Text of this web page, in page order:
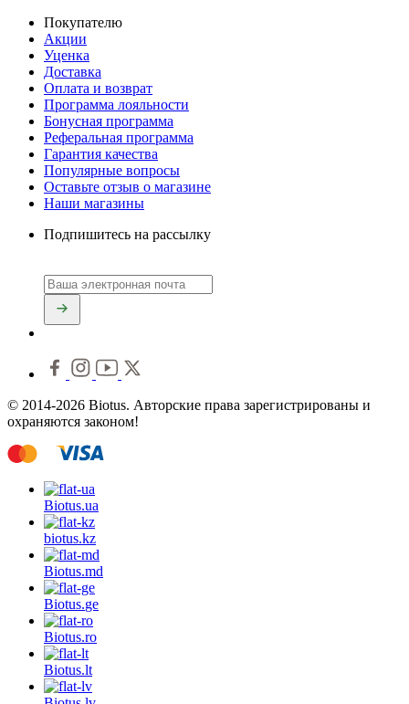
Покупателю
Акции
Уценка
Доставка
Оплата и возврат
Программа лояльности
Бонусная программа
Реферальная программа
Гарантия качества
Популярные вопросы
Оставьте отзыв о магазине
Наши магазины
Подпишитесь на рассылку
© 2014-2026 Biotus. Авторские права зарегистрированы и
охраняются законом!
Biotus.ua
biotus.kz
Biotus.md
Biotus.ge
Biotus.ro
Biotus.lt